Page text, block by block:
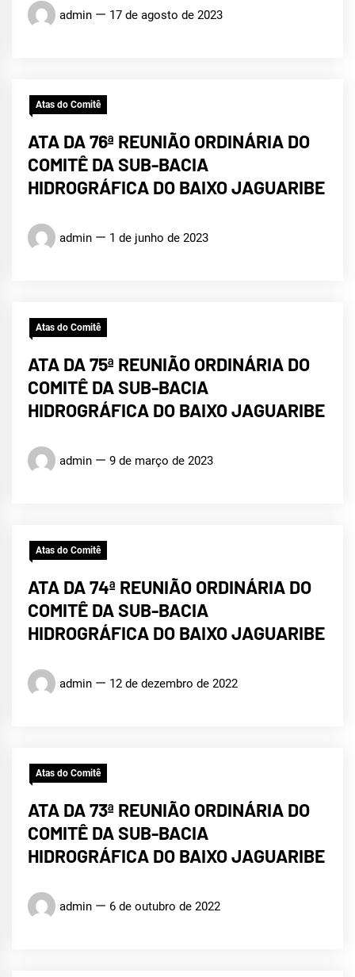
admin 17 de agosto de 2023
Atas do Comitê
ATA DA 76ª REUNIÃO ORDINÁRIA DO
COMITÊ DA SUB-BACIA
HIDROGRÁFICA DO BAIXO JAGUARIBE
admin 1 de junho de 2023
Atas do Comitê
ATA DA 75ª REUNIÃO ORDINÁRIA DO
COMITÊ DA SUB-BACIA
HIDROGRÁFICA DO BAIXO JAGUARIBE
admin 9 de março de 2023
Atas do Comitê
ATA DA 74ª REUNIÃO ORDINÁRIA DO
COMITÊ DA SUB-BACIA
HIDROGRÁFICA DO BAIXO JAGUARIBE
admin 12 de dezembro de 2022
Atas do Comitê
ATA DA 73ª REUNIÃO ORDINÁRIA DO
COMITÊ DA SUB-BACIA
HIDROGRÁFICA DO BAIXO JAGUARIBE
admin 6 de outubro de 2022